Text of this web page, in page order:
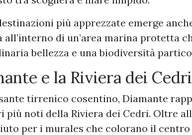
più apprezzate emerge
all’interno di un’area marina protetta
bellezza e una biodiversità
e la Riviera dei Cedri
tirrenico cosentino, Diamante
più noti della Riviera dei Cedri. Oltre
per i murales che colorano il